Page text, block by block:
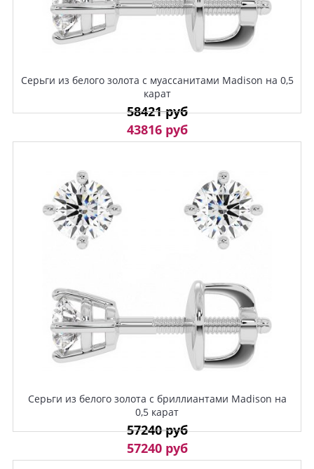
Серьги из белого золота с муассанитами Madison на 0,5
карат
58421 руб
43816 руб
Серьги из белого золота с бриллиантами Madison на
0,5 карат
57240 руб
57240 руб